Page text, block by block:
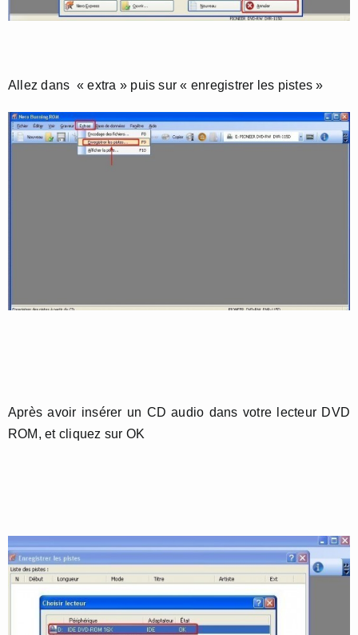
Allez dans « extra » puis sur « enregistrer les pistes »
Après avoir insérer un CD audio dans votre lecteur DVD
ROM, et cliquez sur OK